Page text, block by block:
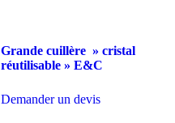
Grande cuillère » cristal
réutilisable » E&C
Demander un devis